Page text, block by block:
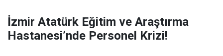
İzmir Atatürk Eğitim ve Araştırma
Hastanesi’nde Personel Krizi!